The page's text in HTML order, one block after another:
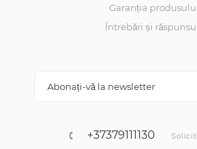
Garanția produsului
Întrebări și
Abonați-vă la newsletter
+37379111130